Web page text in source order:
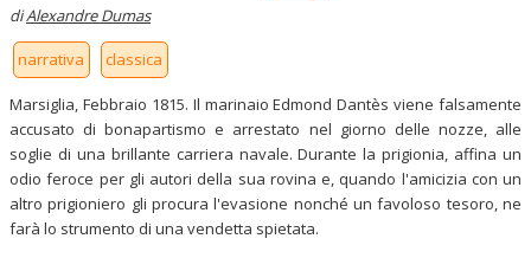
diAlexandre Dumas
narrativa classica
Marsiglia, Febbraio 1815. Il marinaio Edmond Dantès viene falsamente
accusato di bonapartismo e arrestato nel giorno delle nozze, alle
soglie di una brillante carriera navale. Durante la prigionia, affina un
odio feroce per gli autori della sua rovina e, quando l'amicizia con un
altro prigioniero gli procura l'evasione nonché un favoloso tesoro, ne
farà lo strumento di una vendetta spietata.